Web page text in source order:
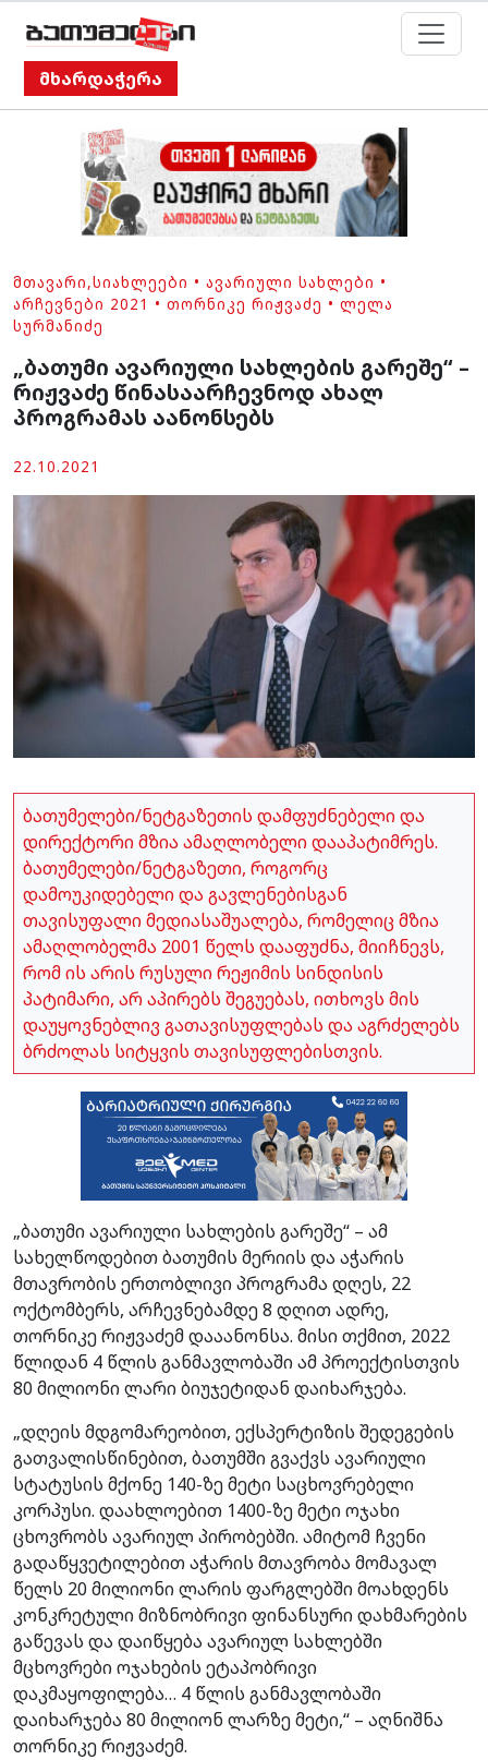
მხარდაჭერა
ᲛᲗᲐᲕᲐᲠᲘ,ᲡᲘᲐᲮᲚᲔᲔᲑᲘ • ᲐᲕᲐᲠᲘᲣᲚᲘ ᲡᲐᲮᲚᲔᲑᲘ •
ᲐᲠᲩᲔᲕᲜᲔᲑᲘ 2021 • ᲗᲝᲠᲜᲘᲙᲔ ᲠᲘᲟᲕᲐᲫᲔ • ᲚᲔᲚᲐ
ᲡᲣᲠᲛᲐᲜᲘᲫᲔ
„ბათუმი ავარიული სახლების გარეშე“ –
რიჟვაძე წინასაარჩევნოდ ახალ
პროგრამას აანონსებს
22.10.2021
ბათუმელები/ნეტგაზეთის დამფუძნებელი და
დირექტორი მზია ამაღლობელი დააპატიმრეს.
ბათუმელები/ნეტგაზეთი, როგორც
დამოუკიდებელი და გავლენებისგან
თავისუფალი მედიასაშუალება, რომელიც მზია
ამაღლობელმა 2001 წელს დააფუძნა, მიიჩნევს,
რომ ის არის რუსული რეჟიმის სინდისის
პატიმარი, არ აპირებს შეგუებას, ითხოვს მის
დაუყოვნებლივ გათავისუფლებას და აგრძელებს
ბრძოლას სიტყვის თავისუფლებისთვის.
„ბათუმი ავარიული სახლების გარეშე“ – ამ
სახელწოდებით ბათუმის მერიის და აჭარის
მთავრობის ერთობლივი პროგრამა დღეს, 22
ოქტომბერს, არჩევნებამდე 8 დღით ადრე,
თორნიკე რიჟვაძემ დააანონსა. მისი თქმით, 2022
წლიდან 4 წლის განმავლობაში ამ პროექტისთვის
80 მილიონი ლარი ბიუჯეტიდან დაიხარჯება.
„დღეის მდგომარეობით, ექსპერტიზის შედეგების
გათვალისწინებით, ბათუმში გვაქვს ავარიული
სტატუსის მქონე 140-ზე მეტი საცხოვრებელი
კორპუსი. დაახლოებით 1400-ზე მეტი ოჯახი
ცხოვრობს ავარიულ პირობებში. ამიტომ ჩვენი
გადაწყვეტილებით აჭარის მთავრობა მომავალ
წელს 20 მილიონი ლარის ფარგლებში მოახდენს
კონკრეტული მიზნობრივი ფინანსური დახმარების
გაწევას და დაიწყება ავარიულ სახლებში
მცხოვრები ოჯახების ეტაპობრივი
დაკმაყოფილება… 4 წლის განმავლობაში
დაიხარჯება 80 მილიონ ლარზე მეტი,“ – აღნიშნა
თორნიკე რიჟვაძემ.